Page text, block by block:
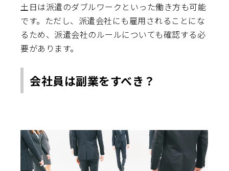
土日は派遣のダブルワークといった働き方も可能
です。ただし、派遣会社にも雇用されることにな
るため、派遣会社のルールについても確認する必
要があります。
会社員は副業をすべき？